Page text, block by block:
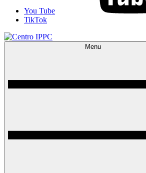
You Tube
TikTok
Menu